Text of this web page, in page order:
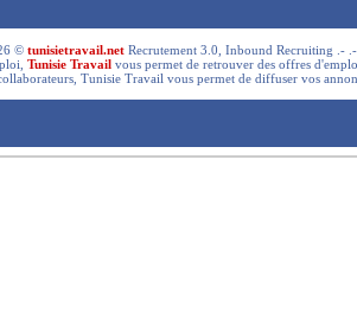
©tunisietravail.net Recrutement 3.0, Inbound Recruiting .-
Tunisie Travail vous permet de retrouver des offres
Tunisie Travail vous permet de diffuser vos